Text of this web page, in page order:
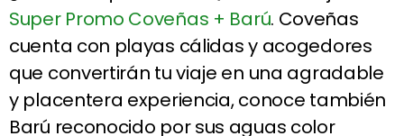
Super Promo Coveñas + Barú. Coveñas
cuenta con playas cálidas y acogedores
que convertirán tu viaje en una agradable
y placentera experiencia, conoce también
Barú reconocido por sus aguas color